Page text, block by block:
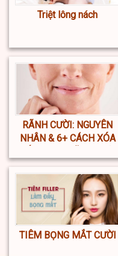
Triệt lông nách
RÃNH CƯỜI: NGUYÊN
NHÂN & 6+ CÁCH XÓA
TIÊM BỌNG MẮT CƯỜI